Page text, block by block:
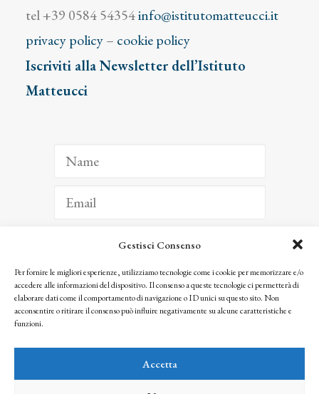
Gestisci Consenso
Per fornire le migliori esperienze, utilizziamo tecnologie come i cookie per memorizzare e/o
accedere alle informazioni del dispositivo. Il consenso a queste tecnologie ci permetterà di
elaborare dati come il comportamento di navigazione o ID unici su questo sito. Non
acconsentire o ritirare il consenso può influire negativamente su alcune caratteristiche e
funzioni.
Accetta
tel +39 0584 54354info@istitutomatteucci.it
privacy policy– cookie policy
Iscriviti alla Newsletter dell’Istituto
Matteucci
ISCRIVITI
Facendo clic per iscriverti, riconosci che le tue informazioni saranno trattate
seguendo la nostra Privacy Policy
© 2025 Istituto Matteucci. All right reserved
l’autorizzazione scritta dei proprietari dei diritti e dell’Istituto Matteucci